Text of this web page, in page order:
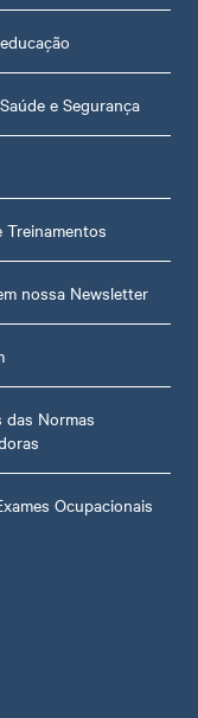
e Segurança
Treinamentos
nossa Newsletter
das Normas
Ocupacionais